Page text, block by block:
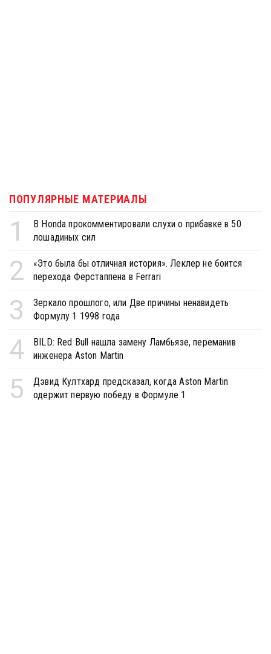
ПОПУЛЯРНЫЕ МАТЕРИАЛЫ
1
В Honda прокомментировали слухи о прибавке в 50
лошадиных сил
2
«Это была бы отличная история». Леклер не боится
перехода Ферстаппена в Ferrari
3
Зеркало прошлого, или Две причины ненавидеть
Формулу 1 1998 года
4
BILD: Red Bull нашла замену Ламбьязе, переманив
инженера Aston Martin
5
Дэвид Култхард предсказал, когда Aston Martin
одержит первую победу в Формуле 1